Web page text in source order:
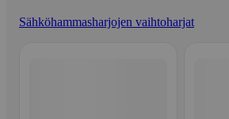
Sähköhammasharjojen vaihtoharjat